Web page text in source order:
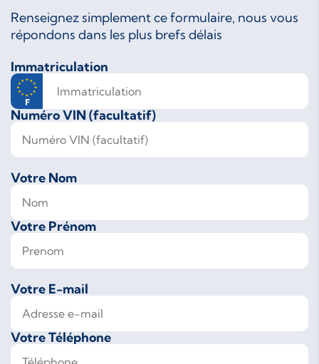
Renseignez simplement ce formulaire, nous vous
répondons dans les plus brefs délais
Immatriculation
Numéro VIN (facultatif)
Votre Nom
Votre Prénom
Votre E-mail
Votre Téléphone